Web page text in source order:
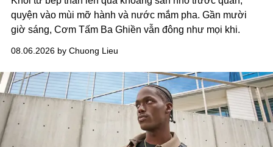
quyện vào mùi mỡ hành và nước mắm pha. Gần mười
giờ sáng, Cơm Tấm Ba Ghiền vẫn đông như mọi khi.
08.06.2026 by Chuong Lieu